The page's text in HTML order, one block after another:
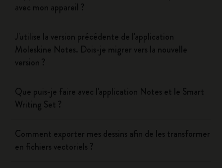
avec mon appareil ?
J'utilise la version précédente de l'application
Moleskine Notes. Dois-je migrer vers la nouvelle
version ?
Que puis-je faire avec l'application Notes et le Smart
Writing Set ?
Comment exporter mes dessins afin de les transformer
en fichiers vectoriels ?